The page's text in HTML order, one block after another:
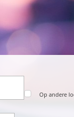
Op andere